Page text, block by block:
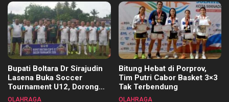
Bupati Boltara Dr Sirajudin
Lasena Buka Soccer
Tournament U12, Dorong
Pembinaan Merata di Setiap
OLAHRAGA
Bitung Hebat di Porprov,
Tim Putri Cabor Basket 3×3
Tak Terbendung
OLAHRAGA